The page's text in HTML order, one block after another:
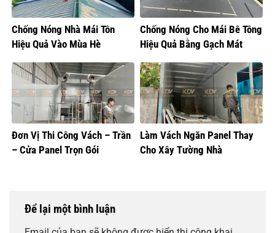
Chống Nóng Nhà Mái Tôn
Hiệu Quả Vào Mùa Hè
Chống Nóng Cho Mái Bê Tông
Hiệu Quả Bằng Gạch Mát
Đơn Vị Thi Công Vách – Trần
– Cửa Panel Trọn Gói
Làm Vách Ngăn Panel Thay
Cho Xây Tường Nhà
Để lại một bình luận